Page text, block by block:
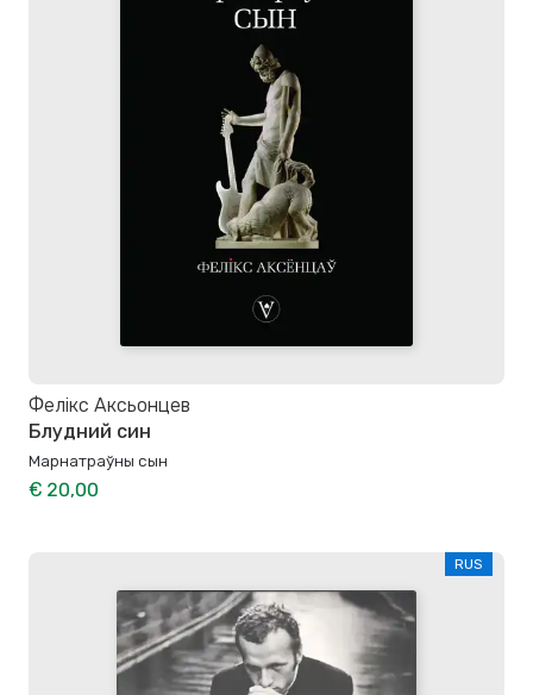
Фелікс Аксьонцев
Блудний син
Марнатраўны сын
€ 20,00
RUS